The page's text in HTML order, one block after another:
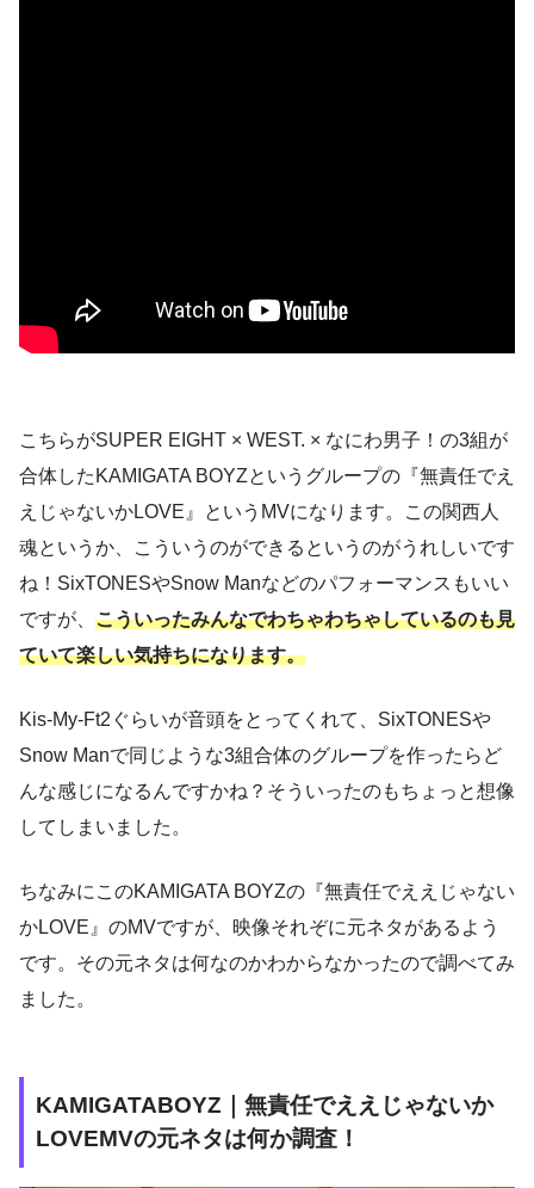
こちらがSUPER EIGHT × WEST. × なにわ男子！の3組が
合体したKAMIGATA BOYZというグループの『無責任でえ
えじゃないかLOVE』というMVになります。この関西人
魂というか、こういうのができるというのがうれしいです
ね！SixTONESやSnow Manなどのパフォーマンスもいい
ですが、 こういったみんなでわちゃわちゃしているのも見
ていて楽しい気持ちになります。
Kis-My-Ft2ぐらいが音頭をとってくれて、SixTONESや
Snow Manで同じような3組合体のグループを作ったらど
んな感じになるんですかね？そういったのもちょっと想像
してしまいました。
ちなみにこのKAMIGATA BOYZの『無責任でええじゃない
かLOVE』のMVですが、映像それぞに元ネタがあるよう
です。その元ネタは何なのかわからなかったので調べてみ
ました。
KAMIGATABOYZ｜無責任でええじゃないか
LOVEMVの元ネタは何か調査！